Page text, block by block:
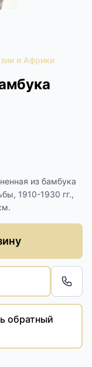
и Африки
из бамбука
1910-1930 гг.,
обратный